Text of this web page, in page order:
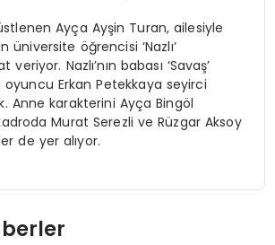
Ayça Ayşin Turan, ailesiyle
üniversite öğrencisi ‘Nazlı’
Nazlı’nın babası ‘Savaş’
Erkan Petekkaya seyirci
Anne karakterini Ayça Bingöl
Murat Serezli ve Rüzgar Aksoy
de yer alıyor.